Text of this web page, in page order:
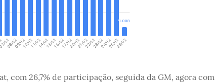
com 26,7% de participação, seguida da GM, agora com